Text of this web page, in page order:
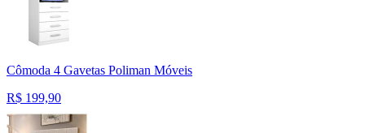
Cômoda 4 Gavetas Poliman Móveis
R$ 199,90